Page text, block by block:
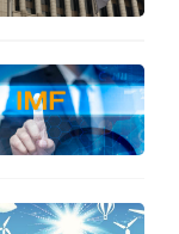
市场的投资
与逆全球化